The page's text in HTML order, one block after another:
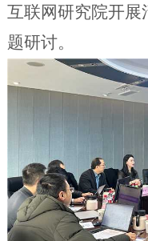
互联网研究院开展
题研讨。